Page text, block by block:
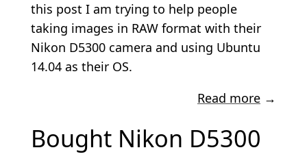
this post I am trying to help people
taking images in RAW format with their
Nikon D5300 camera and using Ubuntu
14.04 as their OS.
Read more →
Bought Nikon D5300